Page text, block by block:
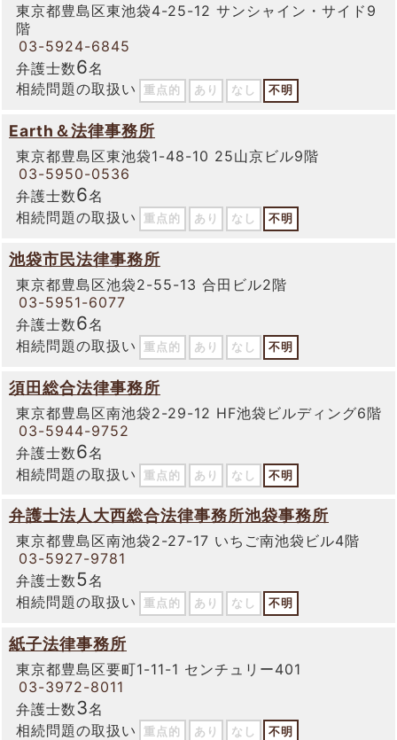
東京都豊島区東池袋4-25-12 サンシャイン・サイド9
階
03-5924-6845
弁護士数6名
相続問題の取扱い
重点的 あり なし 不明
Earth＆法律事務所
東京都豊島区東池袋1-48-10 25山京ビル9階
03-5950-0536
弁護士数6名
相続問題の取扱い
重点的 あり なし 不明
池袋市民法律事務所
東京都豊島区池袋2-55-13 合田ビル2階
03-5951-6077
弁護士数6名
相続問題の取扱い
重点的 あり なし 不明
須田総合法律事務所
東京都豊島区南池袋2-29-12 HF池袋ビルディング6階
03-5944-9752
弁護士数6名
相続問題の取扱い
重点的 あり なし 不明
弁護士法人大西総合法律事務所池袋事務所
東京都豊島区南池袋2-27-17 いちご南池袋ビル4階
03-5927-9781
弁護士数5名
相続問題の取扱い
重点的 あり なし 不明
紙子法律事務所
東京都豊島区要町1-11-1 センチュリー401
03-3972-8011
弁護士数3名
相続問題の取扱い
重点的 あり なし 不明